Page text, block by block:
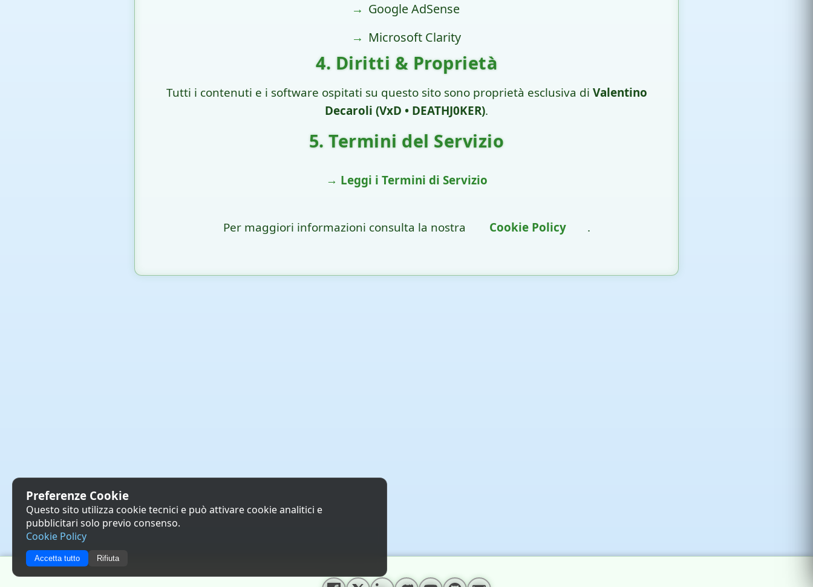
Preferenze Cookie
Questo sito utilizza cookie tecnici e può attivare cookie analitici e
pubblicitari solo previo consenso.
Cookie Policy
Accetta tutto Rifiuta
Google AdSense
Microsoft Clarity
4. Diritti & Proprietà
Tutti i contenuti e i software ospitati su questo sito sono proprietà esclusiva di Valentino
Decaroli (VxD • DEATHJ0KER).
5. Termini del Servizio
→ Leggi i Termini di Servizio
Per maggiori informazioni consulta la nostra Cookie Policy .